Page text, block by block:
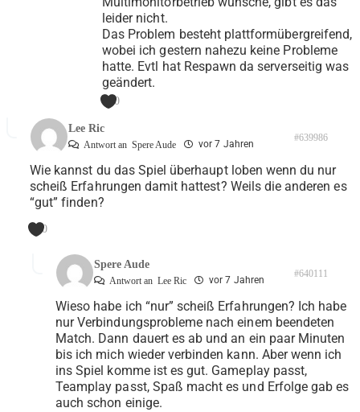
leider nicht.
Das Problem besteht plattformübergreifend,
wobei ich gestern nahezu keine Probleme
hatte. Evtl hat Respawn da serverseitig was
geändert.
0
Lee Ric
Antwort an Spere Aude vor 7 Jahren
#639986
Wie kannst du das Spiel überhaupt loben wenn du nur
scheiß Erfahrungen damit hattest? Weils die anderen es
“gut” finden?
0
Spere Aude
Antwort an Lee Ric vor 7 Jahren
#640111
Wieso habe ich “nur” scheiß Erfahrungen? Ich habe
nur Verbindungsprobleme nach einem beendeten
Match. Dann dauert es ab und an ein paar Minuten
bis ich mich wieder verbinden kann. Aber wenn ich
ins Spiel komme ist es gut. Gameplay passt,
Teamplay passt, Spaß macht es und Erfolge gab es
auch schon einige.